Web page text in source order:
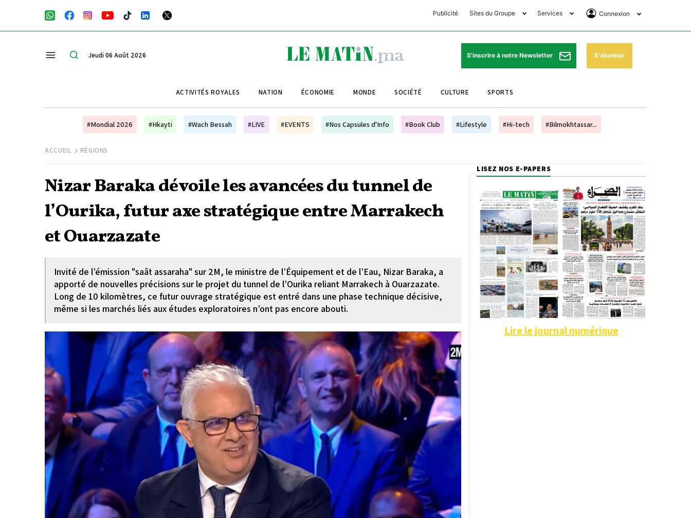
Publicité Sites du Groupe
Club Avantages
Le Matin Sports
Le Matin Store
Le Matin Annonces
Morocco Today Forum
Bookclub
Services
Horaires de prières
Pharmacies de garde
Programme TV
Cinéma
Connexion
Se Connecter
Abonnement
Jeudi 06 Août 2026 S'inscrire à notre Newsletter S'abonner
ACTIVITÉS ROYALES NATION ÉCONOMIE MONDE SOCIÉTÉ CULTURE SPORTS
#Mondial 2026 #Hkayti #Wach Bessah #LIVE #EVENTS #Nos Capsules d'Info #Book Club #Lifestyle #Hi-tech #Bilmokhtassar...
ACCUEIL RÉGIONS
Nizar Baraka dévoile les avancées du tunnel de
l’Ourika, futur axe stratégique entre Marrakech
et Ouarzazate
Invité de l’émission "saât assaraha" sur 2M, le ministre de l’Équipement et de l’Eau, Nizar Baraka, a
apporté de nouvelles précisions sur le projet du tunnel de l’Ourika reliant Marrakech à Ouarzazate.
Long de 10 kilomètres, ce futur ouvrage stratégique est entré dans une phase technique décisive,
même si les marchés liés aux études exploratoires n’ont pas encore abouti.
LISEZ NOS E-PAPERS
Lire le journal numérique